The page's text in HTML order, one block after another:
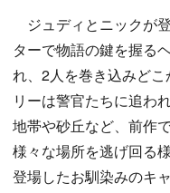
ジュディとニックが
ターで物語の鍵を握る
れ、2人を巻き込みど
リーは警官たちに追わ
地帯や砂丘など、前作
様々な場所を逃げ回る
登場したお馴染みのキ